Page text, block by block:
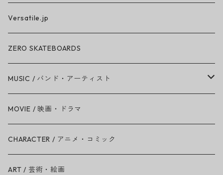
Versatile.jp
ZERO SKATEBOARDS
MUSIC / バンド・アーティスト
Amy Winehouse
Ariana Grande
BAD RELIGION
MOVIE / 映画・ドラマ
CHARACTER / アニメ・コミック
ART / 芸術・絵画